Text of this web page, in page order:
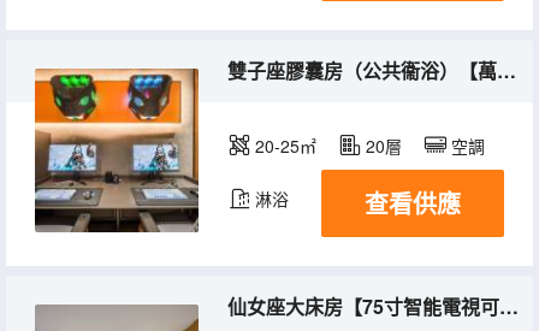
雙子座膠囊房（公共衞浴）【萬兆光纜桌面+RTX4060顯卡+全智能+網吧特權】
20-25㎡ 20層 空調
淋浴 查看供應
仙女座大床房【75寸智能電視可投屏||萬兆光纜桌面||RTX4060||全智能客控系統||網吧特權】